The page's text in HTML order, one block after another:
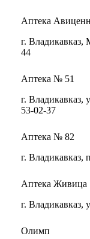
Аптека
г. Владикавказ,
44
Аптека № 51
г. Владикавказ,
53-02-37
Аптека № 82
г. Владикавказ,
Аптека Живица
г. Владикавказ,
Олимп